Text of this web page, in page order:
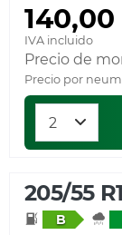
IVA incluido
Precio de
Precio por
205/55
B